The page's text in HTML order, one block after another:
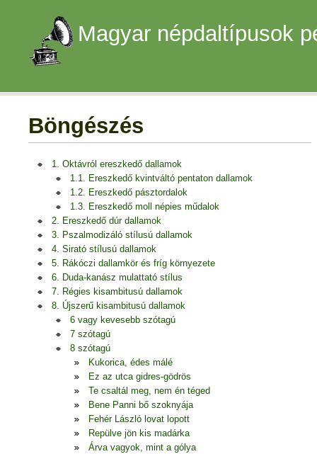
Magyar népdaltípusok
Böngészés
1. Oktávról ereszkedő dallamok
1.1. Ereszkedő kvintváltó pentaton dallamok
1.2. Ereszkedő pásztordalok
1.3. Ereszkedő moll népies műdalok
2. Ereszkedő dúr dallamok
3. Pszalmodizáló stílusú dallamok
4. Sirató stílusú dallamok
5. Rákóczi dallamkör és fríg környezete
6. Duda-kanász mulattató stílus
7. Régies kisambitusú dallamok
8. Újszerű kisambitusú dallamok
6 vagy kevesebb szótagú
7 szótagú
8 szótagú
Kukorica, édes málé
Ez az utca gidres-gödrös
Te csaltál meg, nem én téged
Bene Panni bő szoknyája
Fehér László lovat lopott
Repülve jön kis madárka
Árva vagyok, mint a gólya